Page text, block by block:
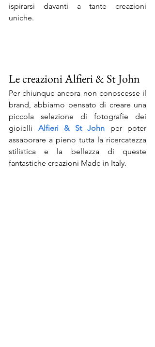
ispirarsi davanti a tante creazioni
uniche.
Le creazioni Alfieri & St John
Per chiunque ancora non conoscesse il
brand, abbiamo pensato di creare una
piccola selezione di fotografie dei
gioielli Alfieri & St John per poter
assaporare a pieno tutta la ricercatezza
stilistica e la bellezza di queste
fantastiche creazioni Made in Italy.